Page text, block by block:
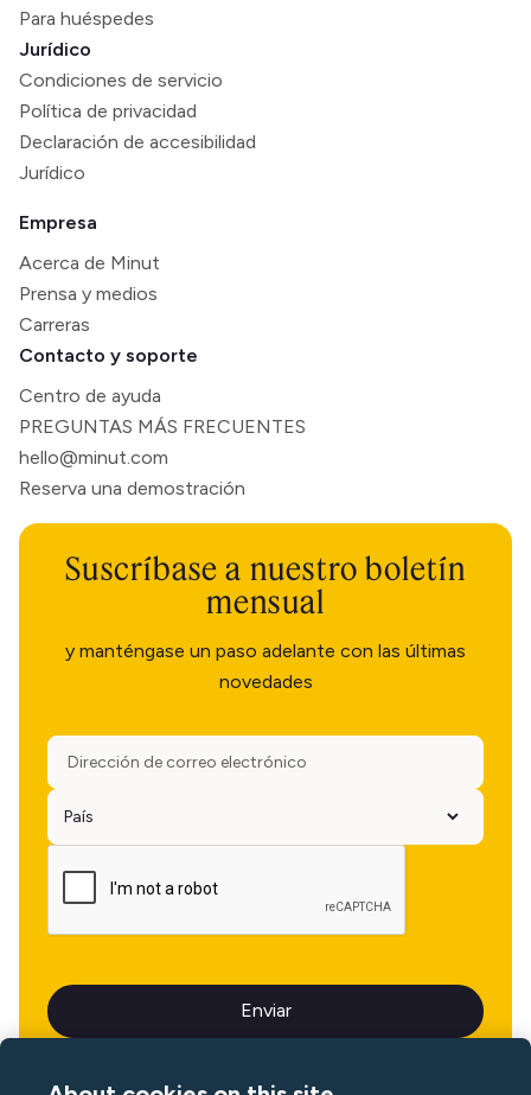
Para huéspedes
Jurídico
Condiciones de servicio
Política de privacidad
Declaración de accesibilidad
Jurídico
Empresa
Acerca de Minut
Prensa y medios
Carreras
Contacto y soporte
Centro de ayuda
PREGUNTAS MÁS FRECUENTES
hello@minut.com
Reserva una demostración
Suscríbase a nuestro boletín
mensual
y manténgase un paso adelante con las últimas
novedades